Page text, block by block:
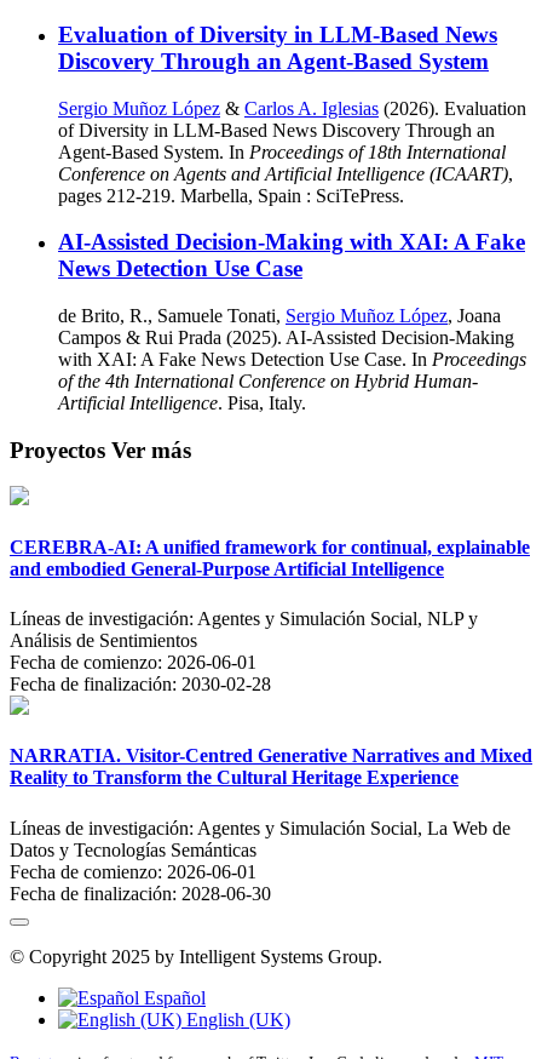
Evaluation of Diversity in LLM-Based News
Discovery Through an Agent-Based System
Sergio Muñoz López & Carlos A. Iglesias (2026). Evaluation
of Diversity in LLM-Based News Discovery Through an
Agent-Based System. In Proceedings of 18th International
Conference on Agents and Artificial Intelligence (ICAART),
pages 212-219. Marbella, Spain : SciTePress.
AI-Assisted Decision-Making with XAI: A Fake
News Detection Use Case
de Brito, R., Samuele Tonati, Sergio Muñoz López, Joana
Campos & Rui Prada (2025). AI-Assisted Decision-Making
with XAI: A Fake News Detection Use Case. In Proceedings
of the 4th International Conference on Hybrid Human-
Artificial Intelligence. Pisa, Italy.
Proyectos Ver más
CEREBRA-AI: A unified framework for continual, explainable
and embodied General-Purpose Artificial Intelligence
Líneas de investigación: Agentes y Simulación Social, NLP y
Análisis de Sentimientos
Fecha de comienzo: 2026-06-01
Fecha de finalización: 2030-02-28
NARRATIA. Visitor-Centred Generative Narratives and Mixed
Reality to Transform the Cultural Heritage Experience
Líneas de investigación: Agentes y Simulación Social, La Web de
Datos y Tecnologías Semánticas
Fecha de comienzo: 2026-06-01
Fecha de finalización: 2028-06-30
© Copyright 2025 by Intelligent Systems Group.
Español
English (UK)